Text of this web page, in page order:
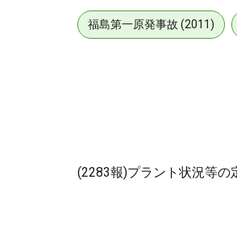
福島第一原発事故 (2011)
(2283報)プラント状況等の